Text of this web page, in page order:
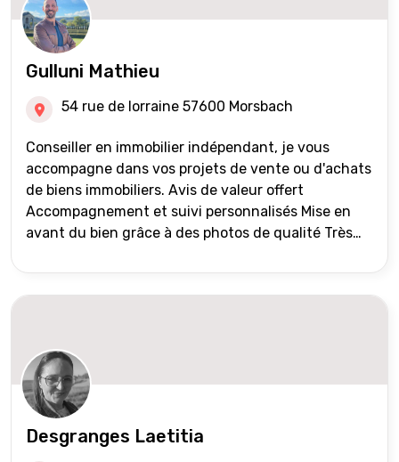
Gulluni Mathieu
54 rue de lorraine 57600 Morsbach
Conseiller en immobilier indépendant, je vous
accompagne dans vos projets de vente ou d'achats
de biens immobiliers. Avis de valeur offert
Accompagnement et suivi personnalisés Mise en
avant du bien grâce à des photos de qualité Très
international) Validation du financement des
acquéreurs auprès de partenaires financiers
réseau Iad France et Iad Deutschland Inter agence
Desgranges Laetitia